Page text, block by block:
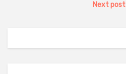
Next post